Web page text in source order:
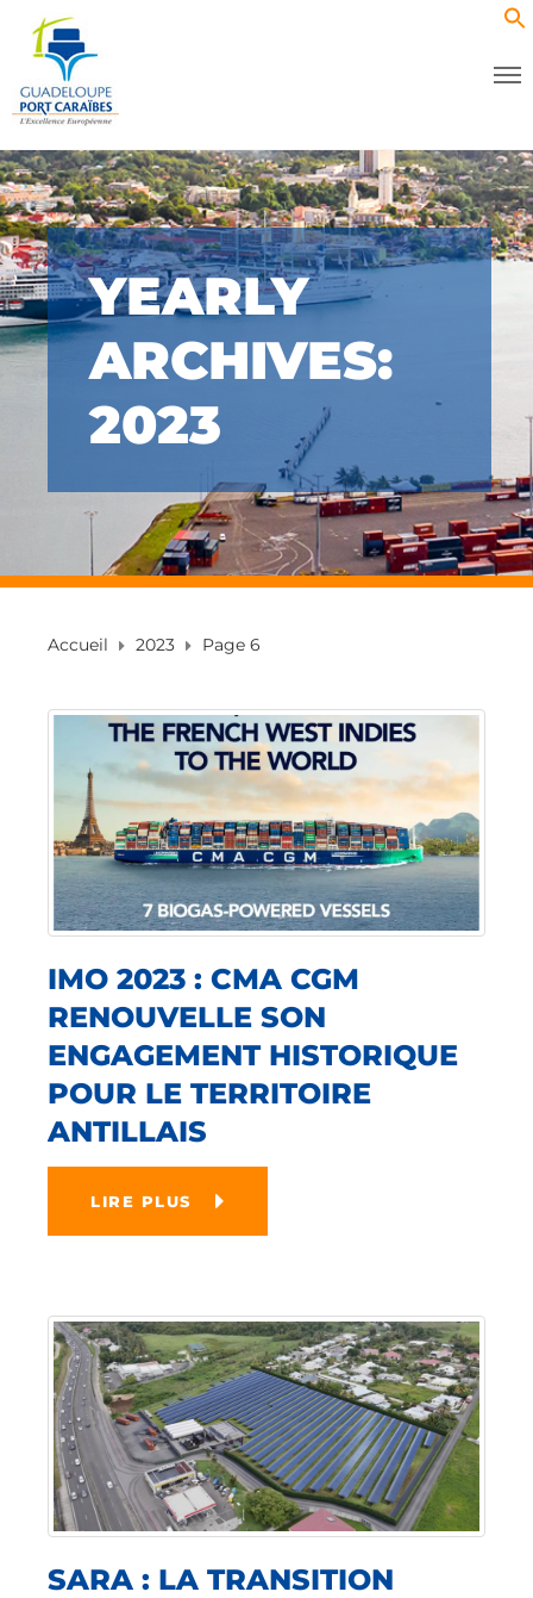
YEARLY
ARCHIVES:
2023
Accueil 2023 Page 6
IMO 2023 : CMA CGM
RENOUVELLE SON
ENGAGEMENT HISTORIQUE
POUR LE TERRITOIRE
ANTILLAIS
LIRE PLUS
SARA : LA TRANSITION